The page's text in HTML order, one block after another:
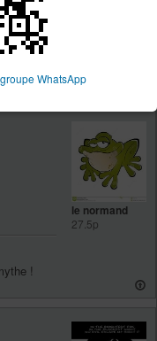
WhatsApp
!
le normand
27.5p